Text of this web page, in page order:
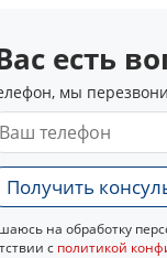
есть
мы
Получить
на обработку
с политикой